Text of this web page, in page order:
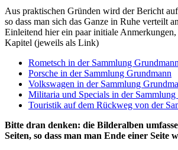
Aus praktischen Gründen wird der Bericht
so dass man sich das Ganze in Ruhe verteilt
Einleitend hier ein paar initiale
Kapitel (jeweils als Link)
Rometsch in der Sammlung
Porsche in der Sammlung Grundmann
Volkswagen in der Sammlung
Militaria und Specials in der
Touristik auf dem Rückweg von der
Bitte dran denken: die Bilderalben
Seiten, so dass man man Ende einer Seite